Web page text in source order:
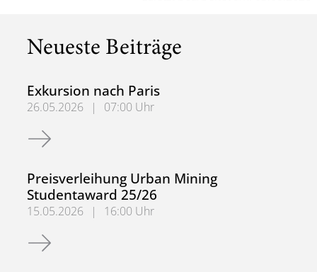
Neueste Beiträge
Exkursion nach Paris
26.05.2026 |
07:00 Uhr
Exkursion nach Paris
Preisverleihung Urban Mining
Studentaward 25/26
15.05.2026 |
16:00 Uhr
Preisverleihung Urban Mining Studentaward 25/26